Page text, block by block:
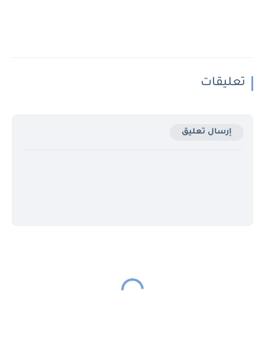
تعليقات
إرسال تعليق